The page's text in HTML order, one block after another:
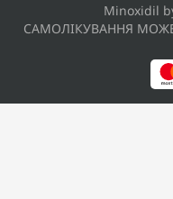
Minoxidil
САМОЛІКУВАННЯ